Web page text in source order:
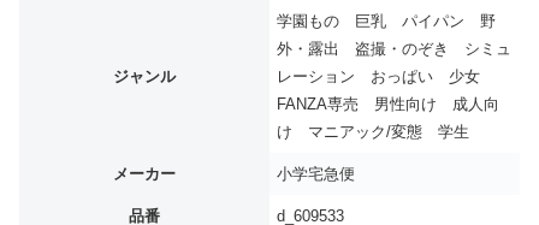
ジャンル
学園もの 巨乳 パイパン 野
外・露出 盗撮・のぞき シミュ
レーション おっぱい 少女
FANZA専売 男性向け 成人向
け マニアック/変態 学生
メーカー 小学宅急便
品番 d_609533